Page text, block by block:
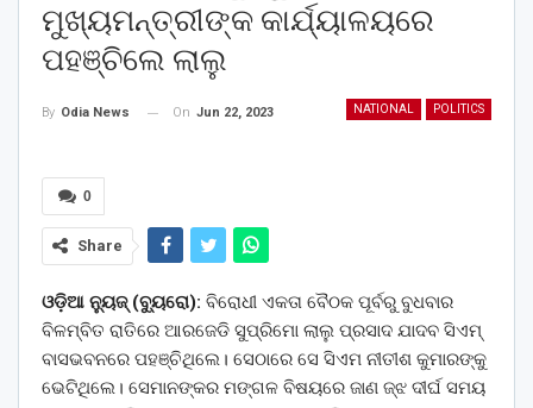
ମୁଖ୍ୟମନ୍ତ୍ରୀଙ୍କ କାର୍ଯ୍ୟାଳୟରେ
ପହଞ୍ଚିଲେ ଲାଲୁ
NATIONAL POLITICS
By Odia News On Jun 22, 2023
0
Share
ଓଡ଼ିଆ ନ୍ୟୁଜ୍ (ବ୍ୟୁରୋ): ବିରୋଧୀ ଏକତା ବୈଠକ ପୂର୍ବରୁ ବୁଧବାର
ବିଳମ୍ବିତ ରାତିରେ ଆରଜେଡି ସୁପ୍ରିମୋ ଲାଲୁ ପ୍ରସାଦ ଯାଦବ ସିଏମ୍
ବାସଭବନରେ ପହଞ୍ଚିଥିଲେ। ସେଠାରେ ସେ ସିଏମ ନୀତୀଶ କୁମାରଙ୍କୁ
ଭେଟିଥିଲେ। ସେମାନଙ୍କର ମଙ୍ଗଳ ବିଷୟରେ ଜାଣ ଜ୍ଝ ଦୀର୍ଘ ସମୟ